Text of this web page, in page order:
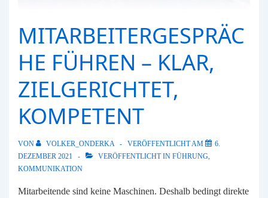
MITARBEITERGESPRÄC
HE FÜHREN – KLAR,
ZIELGERICHTET,
KOMPETENT
VON VOLKER_ONDERKA VERÖFFENTLICHT AM
6.
DEZEMBER 2021
VERÖFFENTLICHT IN FÜHRUNG,
KOMMUNIKATION
Mitarbeitende sind keine Maschinen. Deshalb bedingt direkte